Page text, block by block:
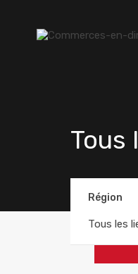
Tous
Région
Tous les